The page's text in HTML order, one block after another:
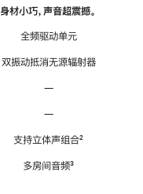
身材小巧，声音超震撼。
全频驱动单元
双振动抵消无源辐射器
—
—
支持立体声组合脚
²
多房间音频脚
³